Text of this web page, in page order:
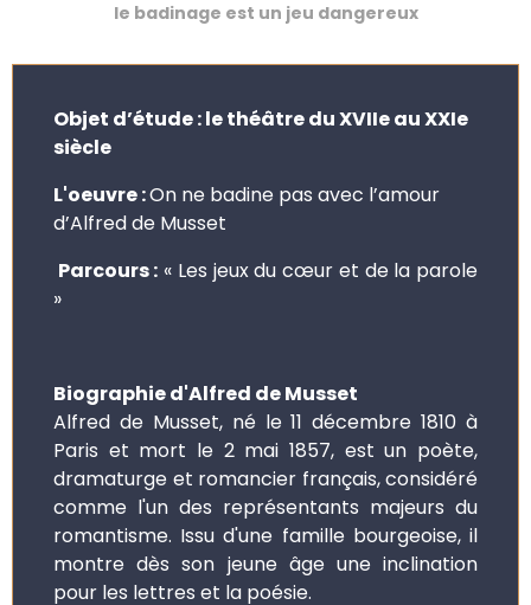
le badinage est un jeu dangereux
Objet d’étude : le théâtre du XVIIe au XXIe
siècle
L'oeuvre :On ne badine pas avec l’amour
d’Alfred de Musset
Parcours : « Les jeux du cœur et de la parole
»
Biographie d'Alfred de Musset
Alfred de Musset, né le 11 décembre 1810 à
Paris et mort le 2 mai 1857, est un poète,
dramaturge et romancier français, considéré
comme l'un des représentants majeurs du
romantisme. Issu d'une famille bourgeoise, il
montre dès son jeune âge une inclination
pour les lettres et la poésie.